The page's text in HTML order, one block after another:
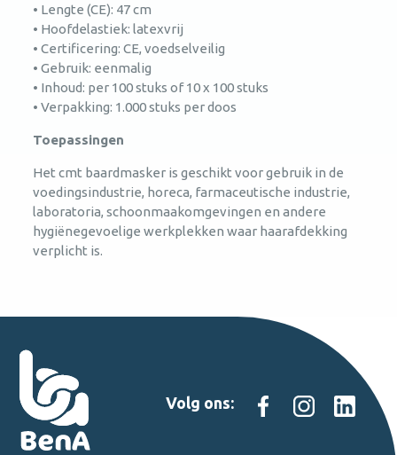
• Lengte (CE): 47 cm
• Hoofdelastiek: latexvrij
• Certificering: CE, voedselveilig
• Gebruik: eenmalig
• Inhoud: per 100 stuks of 10 x 100 stuks
• Verpakking: 1.000 stuks per doos
Toepassingen
Het cmt baardmasker is geschikt voor gebruik in de
voedingsindustrie, horeca, farmaceutische industrie,
laboratoria, schoonmaakomgevingen en andere
hygiënegevoelige werkplekken waar haarafdekking
verplicht is.
Volg ons: